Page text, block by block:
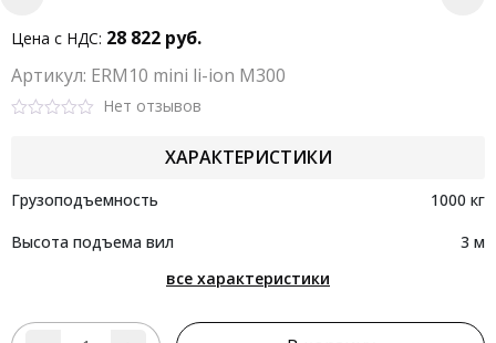
Цена с НДС: 28 822 руб.
Aртикул: ERM10 mini li-ion M300
5
Нет отзывов
ХАРАКТЕРИСТИКИ
Грузоподъемность
1000 кг
Высота подъема вил
3 м
все характеристики